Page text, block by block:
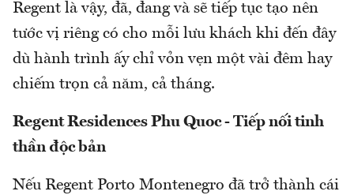
Regent là vậy, đã, đang và sẽ tiếp tục tạo nên
tước vị riêng có cho mỗi lưu khách khi đến đây
dù hành trình ấy chỉ vỏn vẹn một vài đêm hay
chiếm trọn cả năm, cả tháng.
Regent Residences Phu Quoc - Tiếp nối tinh
thần độc bản
Nếu Regent Porto Montenegro đã trở thành cái